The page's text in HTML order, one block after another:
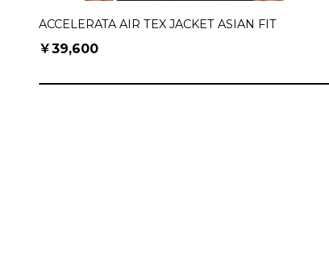
ACCELERATA AIR TEX JACKET ASIAN FIT
￥39,600